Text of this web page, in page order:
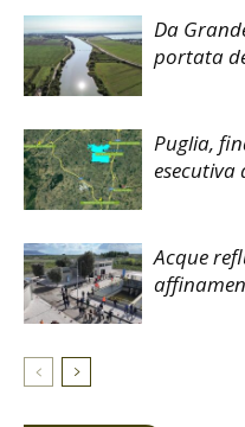
Da
portata
Puglia,
esecutiva
Acque